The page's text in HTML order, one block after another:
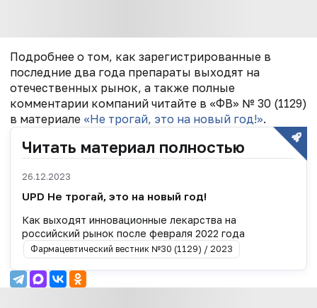
Подробнее о том, как зарегистрированные в
последние два года препараты выходят на
отечественных рынок, а также полные
комментарии компаний читайте в «ФВ» № 30 (1129)
в материале «Не трогай, это на новый год!».
Читать материал полностью
26.12.2023
UPD Не трогай, это на новый год!
Как выходят инновационные лекарства на
российский рынок после февраля 2022 года
Фармацевтический вестник №30 (1129) / 2023